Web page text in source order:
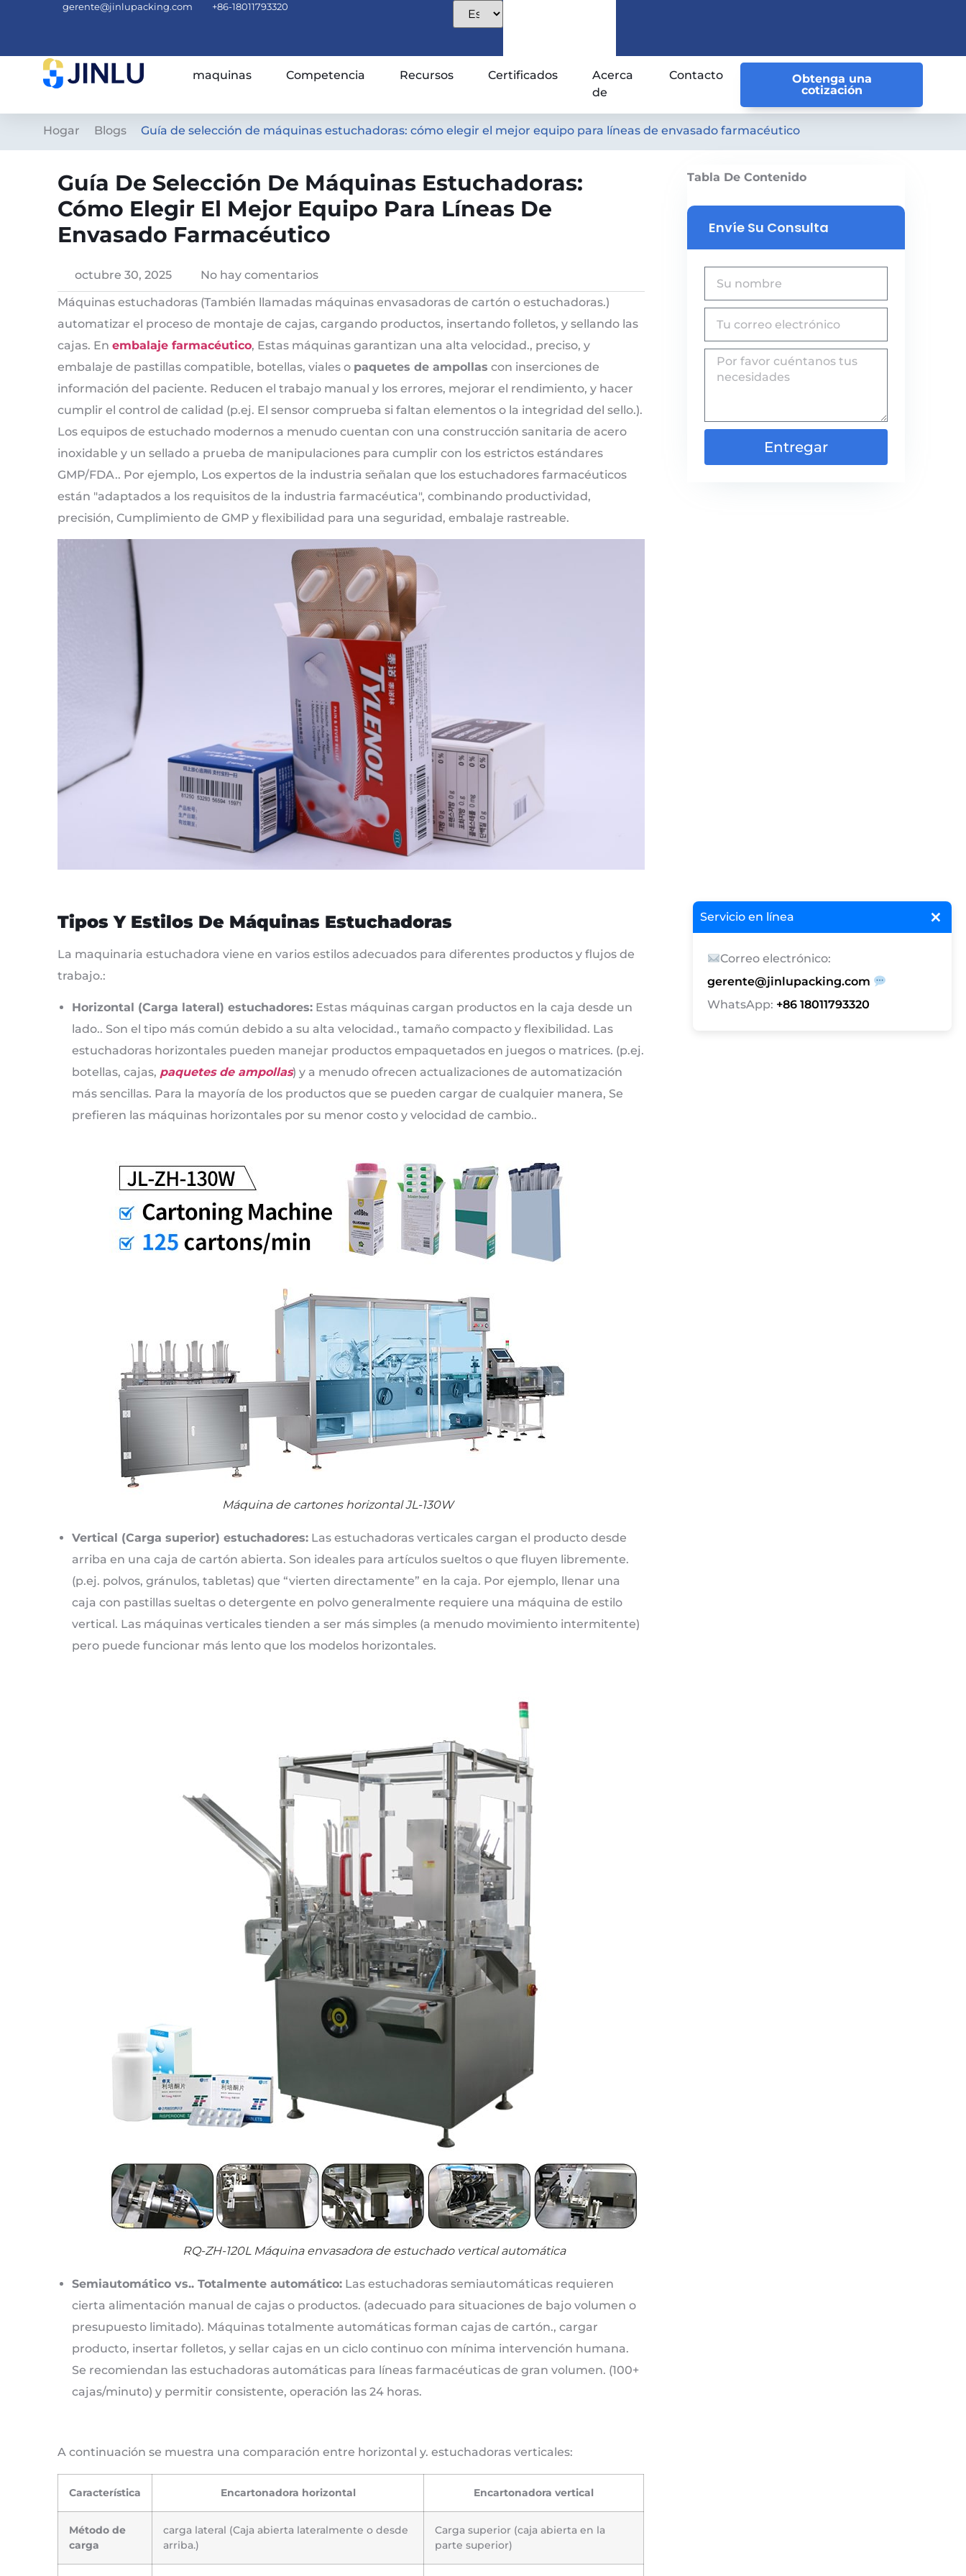
×
Servicio en línea
Correo electrónico:
gerente@jinlupacking.com
WhatsApp: +86 18011793320
gerente@jinlupacking.com +86-18011793320
maquinas Competencia Recursos Certificados
Acerca
de
Contacto
Obtenga una
cotización
Hogar Blogs Guía de selección de máquinas estuchadoras: cómo elegir el mejor equipo para líneas de envasado farmacéutico
Guía De Selección De Máquinas Estuchadoras:
Cómo Elegir El Mejor Equipo Para Líneas De
Envasado Farmacéutico
octubre 30, 2025
No hay comentarios
Máquinas estuchadoras (También llamadas máquinas envasadoras de cartón o estuchadoras.)
automatizar el proceso de montaje de cajas, cargando productos, insertando folletos, y sellando las
cajas. En embalaje farmacéutico, Estas máquinas garantizan una alta velocidad., preciso, y
embalaje de pastillas compatible, botellas, viales o paquetes de ampollas con inserciones de
información del paciente. Reducen el trabajo manual y los errores, mejorar el rendimiento, y hacer
cumplir el control de calidad (p.ej. El sensor comprueba si faltan elementos o la integridad del sello.).
Los equipos de estuchado modernos a menudo cuentan con una construcción sanitaria de acero
inoxidable y un sellado a prueba de manipulaciones para cumplir con los estrictos estándares
GMP/FDA.. Por ejemplo, Los expertos de la industria señalan que los estuchadores farmacéuticos
están "adaptados a los requisitos de la industria farmacéutica", combinando productividad,
precisión, Cumplimiento de GMP y flexibilidad para una seguridad, embalaje rastreable.
Tipos Y Estilos De Máquinas Estuchadoras
La maquinaria estuchadora viene en varios estilos adecuados para diferentes productos y flujos de
trabajo.:
Horizontal (Carga lateral) estuchadores: Estas máquinas cargan productos en la caja desde un
lado.. Son el tipo más común debido a su alta velocidad., tamaño compacto y flexibilidad. Las
estuchadoras horizontales pueden manejar productos empaquetados en juegos o matrices. (p.ej.
botellas, cajas, paquetes de ampollas) y a menudo ofrecen actualizaciones de automatización
más sencillas. Para la mayoría de los productos que se pueden cargar de cualquier manera, Se
prefieren las máquinas horizontales por su menor costo y velocidad de cambio..
Máquina de cartones horizontal JL-130W
Vertical (Carga superior) estuchadores: Las estuchadoras verticales cargan el producto desde
arriba en una caja de cartón abierta. Son ideales para artículos sueltos o que fluyen libremente.
(p.ej. polvos, gránulos, tabletas) que “vierten directamente” en la caja. Por ejemplo, llenar una
caja con pastillas sueltas o detergente en polvo generalmente requiere una máquina de estilo
vertical. Las máquinas verticales tienden a ser más simples (a menudo movimiento intermitente)
pero puede funcionar más lento que los modelos horizontales.
RQ-ZH-120L Máquina envasadora de estuchado vertical automática
Semiautomático vs.. Totalmente automático: Las estuchadoras semiautomáticas requieren
cierta alimentación manual de cajas o productos. (adecuado para situaciones de bajo volumen o
presupuesto limitado). Máquinas totalmente automáticas forman cajas de cartón., cargar
producto, insertar folletos, y sellar cajas en un ciclo continuo con mínima intervención humana.
Se recomiendan las estuchadoras automáticas para líneas farmacéuticas de gran volumen. (100+
cajas/minuto) y permitir consistente, operación las 24 horas.
A continuación se muestra una comparación entre horizontal y. estuchadoras verticales:
Característica Encartonadora horizontal Encartonadora vertical
Método de
carga
carga lateral (Caja abierta lateralmente o desde
arriba.)
Carga superior (caja abierta en la
parte superior)
Tabla De Contenido
Envíe Su Consulta
Entregar